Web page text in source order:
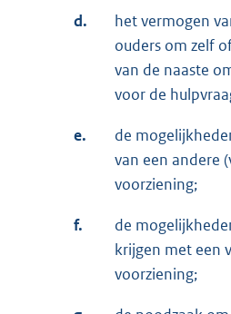
d.
het vermogen
ouders om zelf
van de naaste
voor de
e.
de
van een andere
voorziening;
f.
de
krijgen met een
voorziening;